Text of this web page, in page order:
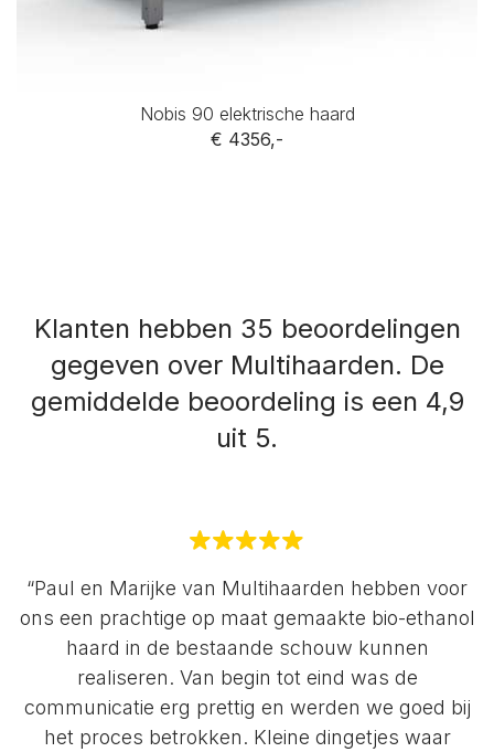
Nobis 90 elektrische haard
€ 4356,-
Klanten hebben 35 beoordelingen
gegeven over Multihaarden. De
gemiddelde beoordeling is een 4,9
uit 5.
“Paul en Marijke van Multihaarden hebben voor
ons een prachtige op maat gemaakte bio-ethanol
haard in de bestaande schouw kunnen
realiseren. Van begin tot eind was de
communicatie erg prettig en werden we goed bij
het proces betrokken. Kleine dingetjes waar